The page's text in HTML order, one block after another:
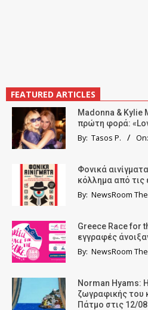
FEATURED ARTICLES
Madonna & Kylie
πρώτη φορά:
By: Tasos P. On:
Φονικά
κόλλημα από τις
By: NewsRoom
Greece Race for
εγγραφές
By: NewsRoom
Norman Hyams:
ζωγραφικής του
Πάτμο στις 12/08